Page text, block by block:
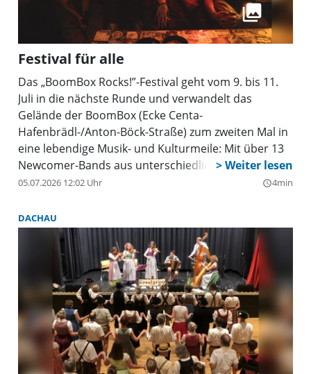
Festival für alle
Das „BoomBox Rocks!”-Festival geht vom 9. bis 11.
Juli in die nächste Runde und verwandelt das
Gelände der BoomBox (Ecke Centa-
Hafenbrädl-/Anton-Böck-Straße) zum zweiten Mal in
eine lebendige Musik- und Kulturmeile: Mit über 13
Newcomer-Bands aus unterschiedlichen Genres,
einem kreativen Rahmenprogramm und einer
größer und vielfältiger. Im BoomBox-Biergarten
können Besucher leckeres Essen und kühle Drinks
genießen oder einfach eine Pause einlegen. Hier
gibt’s nach den Konzerten außerdem Public Viewing
der Fußball-WM-Spiele. Einlass ist täglich um 16 Uhr
(Samstag 15.45 Uhr), der Eintritt ist frei. „Wir freuen
uns riesig, dass wir das BoomBox Rocks! Festival
jetzt schon zum zweiten Mal veranstalten dürfen“,
sagt Julia Irländer, Bereichsleiterin von Feierwerk
Boom.
05.07.2026 12:02 Uhr query_builder4min
DACHAU